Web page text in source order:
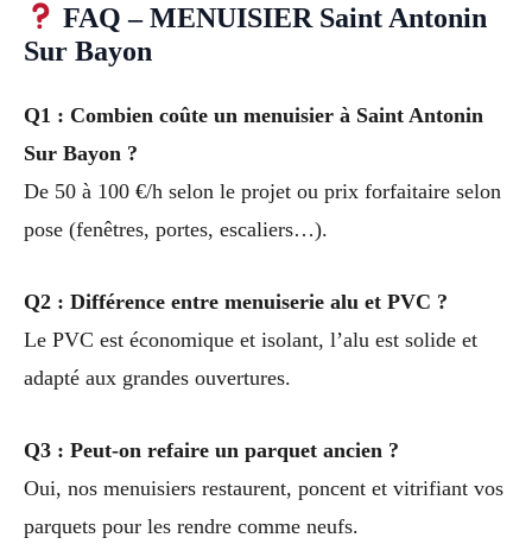
FAQ – MENUISIER Saint Antonin
Sur Bayon
Q1 : Combien coûte un menuisier à Saint Antonin
Sur Bayon ?
De 50 à 100 €/h selon le projet ou prix forfaitaire selon
pose (fenêtres, portes, escaliers…).
Q2 : Différence entre menuiserie alu et PVC ?
Le PVC est économique et isolant, l’alu est solide et
adapté aux grandes ouvertures.
Q3 : Peut-on refaire un parquet ancien ?
Oui, nos menuisiers restaurent, poncent et vitrifiant vos
parquets pour les rendre comme neufs.